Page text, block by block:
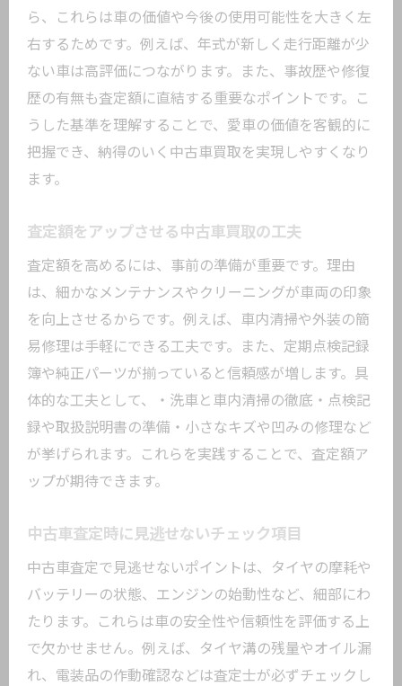
ら、これらは車の価値や今後の使用可能性を大きく左
右するためです。例えば、年式が新しく走行距離が少
ない車は高評価につながります。また、事故歴や修復
歴の有無も査定額に直結する重要なポイントです。こ
うした基準を理解することで、愛車の価値を客観的に
把握でき、納得のいく中古車買取を実現しやすくなり
ます。
査定額をアップさせる中古車買取の工夫
査定額を高めるには、事前の準備が重要です。理由
は、細かなメンテナンスやクリーニングが車両の印象
を向上させるからです。例えば、車内清掃や外装の簡
易修理は手軽にできる工夫です。また、定期点検記録
簿や純正パーツが揃っていると信頼感が増します。具
体的な工夫として、・洗車と車内清掃の徹底・点検記
録や取扱説明書の準備・小さなキズや凹みの修理など
が挙げられます。これらを実践することで、査定額ア
ップが期待できます。
中古車査定時に見逃せないチェック項目
中古車査定で見逃せないポイントは、タイヤの摩耗や
バッテリーの状態、エンジンの始動性など、細部にわ
たります。これらは車の安全性や信頼性を評価する上
で欠かせません。例えば、タイヤ溝の残量やオイル漏
れ、電装品の作動確認などは査定士が必ずチェックし